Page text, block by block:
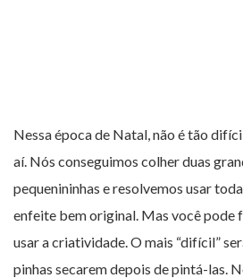
Nessa época de Natal, não é tão
aí. Nós conseguimos colher duas
pequenininhas e resolvemos usar
enfeite bem original. Mas você pode
usar a criatividade. O mais “difícil”
pinhas secarem depois de pintá-las.